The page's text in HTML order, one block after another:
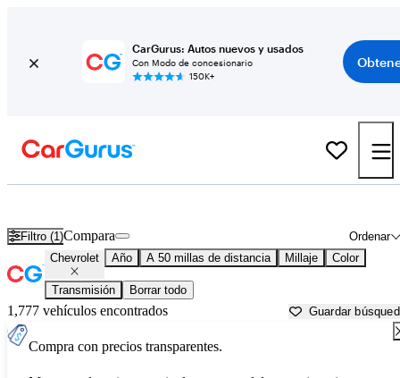
CarGurus: Autos nuevos y usados
Con Modo de concesionario
150K+
Filtro (1) Ordenar
Compara
Chevrolet Año A 50 millas de distancia Millaje Color
Transmisión Borrar todo
1,777 vehículos encontrados Guardar
Compra con precios transparentes.